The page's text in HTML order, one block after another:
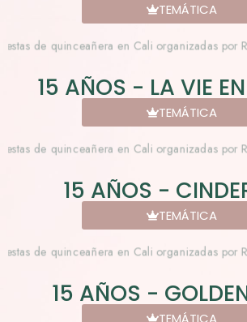
TEMÁTICA
15 AÑOS - LA VIE
TEMÁTICA
15 AÑOS -
TEMÁTICA
15 AÑOS -
TEMÁTICA